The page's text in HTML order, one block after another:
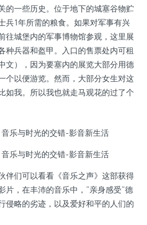
的一些历史。位于地下的城塞谷物贮
兵1年所需的粮食。如果对军事有兴
往城堡内的军事博物馆参观，这里展
种兵器和盔甲。入口的售票处内可租
文），因为要塞内的展览大部分用德
个以便游览。然而，大部分女生对这
如我。所以我也就走马观花的过了个
伴们可以看看《音乐之声》这部获得
片，在丰沛的音乐中，“亲身感受”德
侵略的劣迹，以及爱好和平的人们的